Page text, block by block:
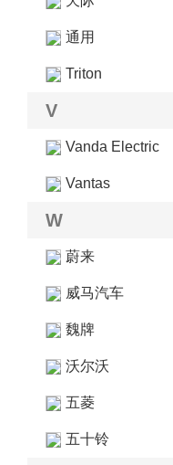
通用
Triton
V
Vanda Electric
Vantas
W
蔚来
威马汽车
魏牌
沃尔沃
五菱
五十铃